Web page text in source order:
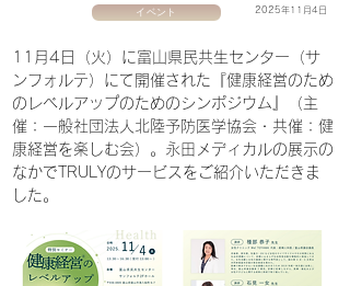
イベント 2025年11月4日
11月4日（火）に富山県民共生センター（サ
ンフォルテ）にて開催された『健康経営のため
のレベルアップのためのシンポジウム』（主
催：一般社団法人北陸予防医学協会・共催：健
康経営を楽しむ会）。永田メディカルの展示の
なかでTRULYのサービスをご紹介いただきま
した。